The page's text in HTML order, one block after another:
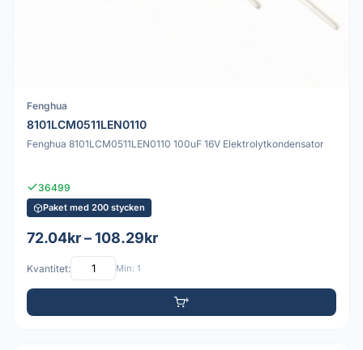
Fenghua
8101LCM0511LEN0110
Fenghua 8101LCM0511LEN0110 100uF 16V Elektrolytkondensator
36499
Paket med 200 stycken
72.04kr – 108.29kr
Kvantitet: Min: 1